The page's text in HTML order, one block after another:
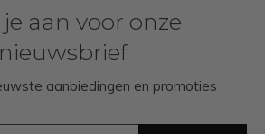
aan voor onze
nieuwsbrief
aanbiedingen en promoties